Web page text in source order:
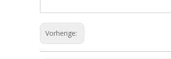
Vorherige: